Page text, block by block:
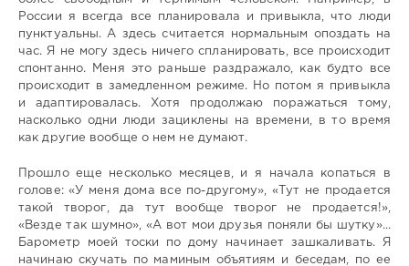
России я всегда все планировала и привыкла, что люди
пунктуальны. А здесь считается нормальным опоздать на
час. Я не могу здесь ничего спланировать, все происходит
спонтанно. Меня это раньше раздражало, как будто все
происходит в замедленном режиме. Но потом я привыкла
и адаптировалась. Хотя продолжаю поражаться тому,
насколько одни люди зациклены на времени, в то время
как другие вообще о нем не думают.
Прошло еще несколько месяцев, и я начала копаться в
голове: «У меня дома все по-другому», «Тут не продается
такой творог, да тут вообще творог не продается!»,
«Везде так шумно», «А вот мои друзья поняли бы шутку»...
Барометр моей тоски по дому начинает зашкаливать. Я
начинаю скучать по маминым объятиям и беседам, по ее